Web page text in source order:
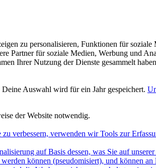
zu personalisieren, Funktionen für
Partner für soziale Medien, Werbung und
Ihrer Nutzung der Dienste gesammelt
Auswahl wird für ein Jahr gespeichert.
der Website notwendig.
verbessern, verwenden wir Tools zur
auf Basis dessen, was Sie auf
können (pseudomisiert), und können